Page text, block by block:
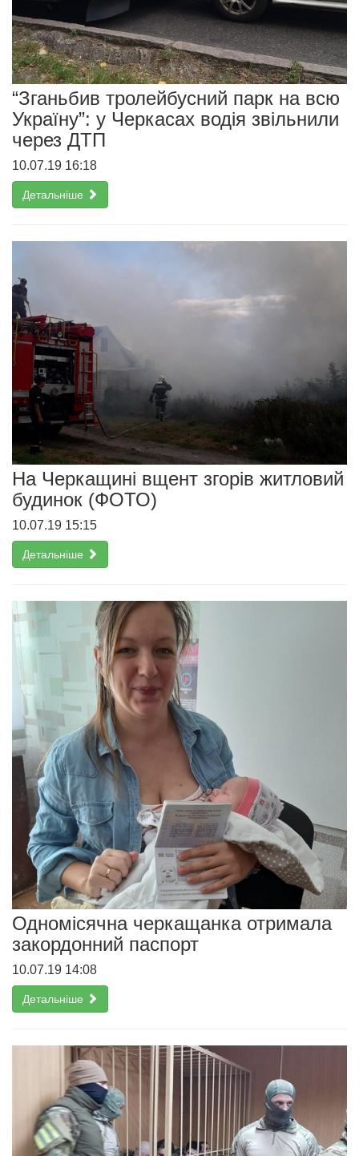
“Зганьбив тролейбусний парк на всю
Україну”: у Черкасах водія звільнили
через ДТП
10.07.19 16:18
Детальніше
На Черкащині вщент згорів житловий
будинок (ФОТО)
10.07.19 15:15
Детальніше
Одномісячна черкащанка отримала
закордонний паспорт
10.07.19 14:08
Детальніше